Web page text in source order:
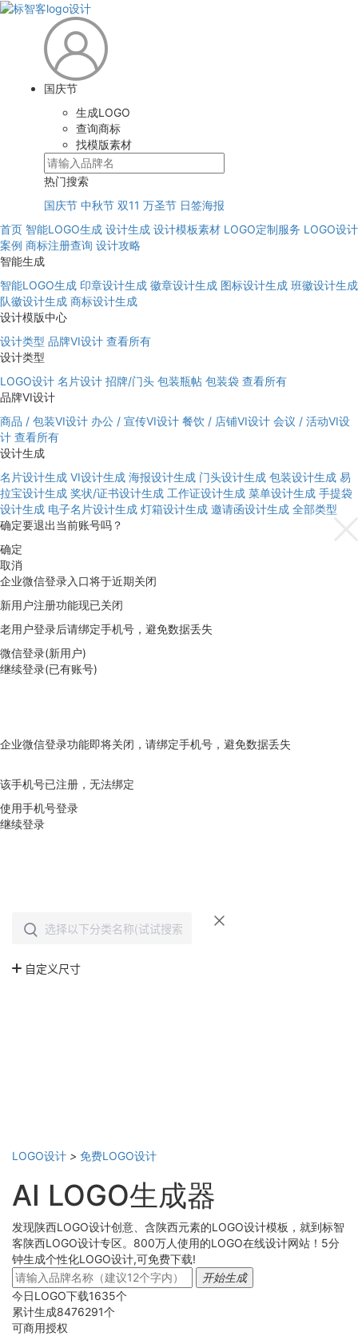
国庆节
生成LOGO
查询商标
找模版素材
热门搜索
国庆节 中秋节 双11 万圣节 日签海报
首页 智能LOGO生成 设计生成 设计模板素材 LOGO定制服务 LOGO设计
案例 商标注册查询 设计攻略
智能生成
智能LOGO生成 印章设计生成 徽章设计生成 图标设计生成 班徽设计生成
队徽设计生成 商标设计生成
设计模版中心
设计类型 品牌VI设计 查看所有
设计类型
LOGO设计 名片设计 招牌/门头 包装瓶帖 包装袋 查看所有
品牌VI设计
商品 / 包装VI设计 办公 / 宣传VI设计 餐饮 / 店铺VI设计 会议 / 活动VI设
计 查看所有
设计生成
名片设计生成 VI设计生成 海报设计生成 门头设计生成 包装设计生成 易
拉宝设计生成 奖状/证书设计生成 工作证设计生成 菜单设计生成 手提袋
设计生成 电子名片设计生成 灯箱设计生成 邀请函设计生成 全部类型
确定要退出当前账号吗？
确定
取消
企业微信登录入口将于近期关闭
新用户注册功能现已关闭
老用户登录后请绑定手机号，避免数据丢失
微信登录(新用户)
继续登录(已有账号)
企业微信登录功能即将关闭，请绑定手机号，避免数据丢失
该手机号已注册，无法绑定
使用手机号登录
继续登录
LOGO设计 > 免费LOGO设计
AI LOGO生成器
发现陕西LOGO设计创意、含陕西元素的LOGO设计模板，就到标智
客陕西LOGO设计专区。800万人使用的LOGO在线设计网站！5分
钟生成个性化LOGO设计,可免费下载!
开始生成
今日LOGO下载1635个
累计生成8476291个
可商用授权